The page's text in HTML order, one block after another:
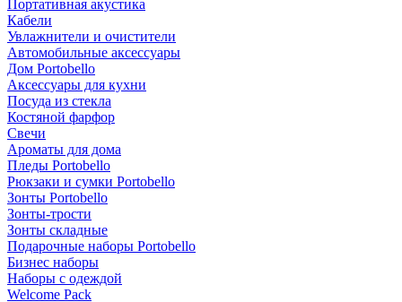
Портативная акустика
Кабели
Увлажнители и очистители
Автомобильные аксессуары
Дом Portobello
Аксессуары для кухни
Посуда из стекла
Костяной фарфор
Свечи
Ароматы для дома
Пледы Portobello
Рюкзаки и сумки Portobello
Зонты Portobello
Зонты-трости
Зонты складные
Подарочные наборы Portobello
Бизнес наборы
Наборы с одеждой
Welcome Pack